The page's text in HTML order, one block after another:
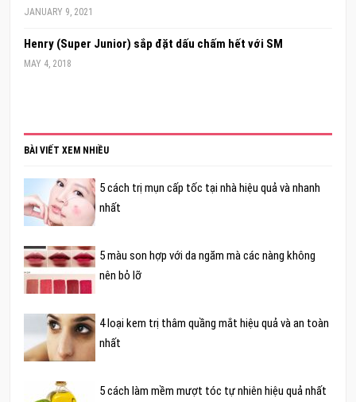
JANUARY 9, 2021
Henry (Super Junior) sắp đặt dấu chấm hết với SM
MAY 4, 2018
BÀI VIẾT XEM NHIỀU
5 cách trị mụn cấp tốc tại nhà hiệu quả và nhanh
nhất
5 màu son hợp với da ngăm mà các nàng không
nên bỏ lỡ
4 loại kem trị thâm quầng mắt hiệu quả và an toàn
nhất
5 cách làm mềm mượt tóc tự nhiên hiệu quả nhất